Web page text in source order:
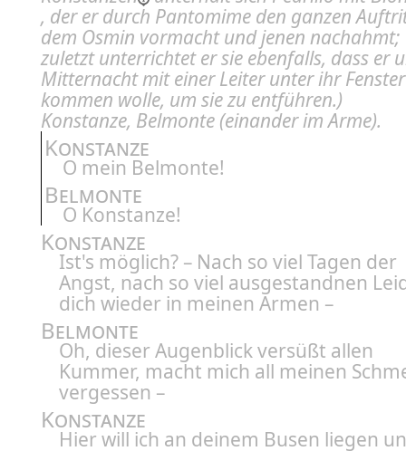
, der er durch Pantomime den ganzen
dem Osmin vormacht und jenen nachahmt;
zuletzt unterrichtet er sie ebenfalls, dass er
Mitternacht mit einer Leiter unter ihr Fenster
kommen wolle, um sie zu entführen.)
Konstanze, Belmonte (einander im Arme).
Konstanze
O mein Belmonte!
Belmonte
O Konstanze!
Konstanze
Ist's möglich? – Nach so viel Tagen der
Angst, nach so viel ausgestandnen
dich wieder in meinen Armen –
Belmonte
Oh, dieser Augenblick versüßt allen
Kummer, macht mich all meinen
vergessen –
Konstanze
Hier will ich an deinem Busen liegen